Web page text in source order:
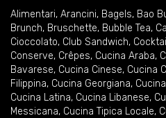
Alimentari, Arancini, Bagels, Bao
Brunch, Bruschette, Bubble Tea,
Cioccolato, Club Sandwich, Cocktail
Conserve, Crêpes, Cucina Araba,
Bavarese, Cucina Cinese, Cucina
Filippina, Cucina Georgiana,
Cucina Latina, Cucina Libanese,
Messicana, Cucina Tipica Locale,